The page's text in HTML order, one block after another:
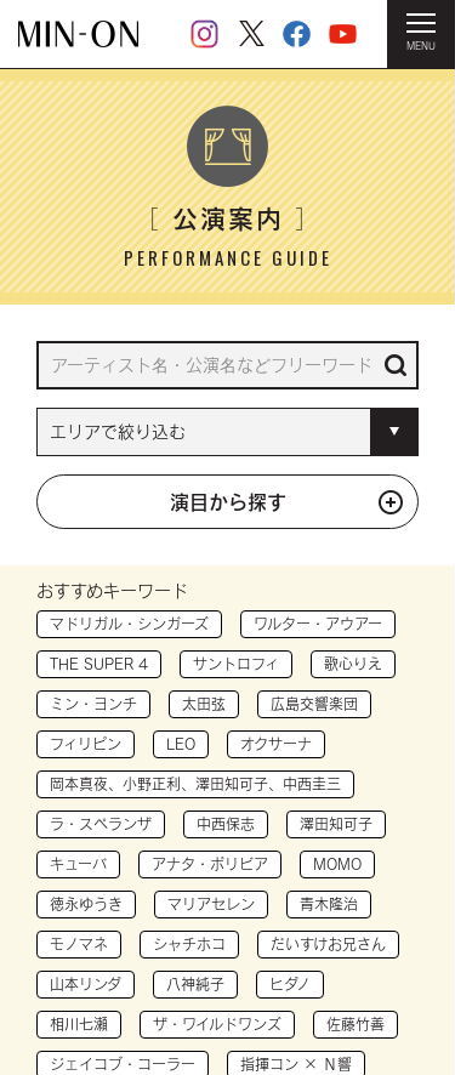
MENU
HOME ＞ 公演案内
［公演案内］
PERFORMANCE GUIDE
演目から探す
おすすめキーワード
マドリガル・シンガーズ ワルター・アウアー
THE SUPER 4 サントロフィ 歌心りえ
ミン・ヨンチ 太田弦 広島交響楽団
フィリピン LEO オクサーナ
岡本真夜、小野正利、澤田知可子、中西圭三
ラ・スペランザ 中西保志 澤田知可子
キューバ アナタ・ボリビア MOMO
徳永ゆうき マリアセレン 青木隆治
モノマネ シャチホコ だいすけお兄さん
山本リンダ 八神純子 ヒダノ
相川七瀬 ザ・ワイルドワンズ 佐藤竹善
ジェイコブ・コーラー 指揮コン × Ｎ響